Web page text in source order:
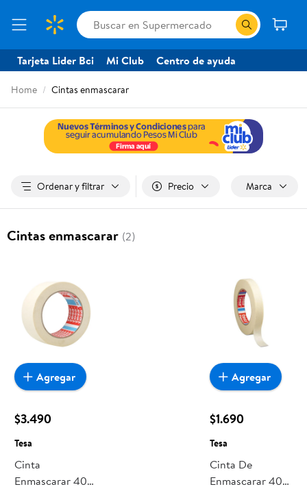
Tarjeta Lider Bci Mi Club Centro de ayuda
Home Cintas enmascarar
Ordenar y filtrar Precio Marca
Cintas enmascarar (2)
$3.490
Tesa
Cinta
Enmascarar 40
Agregar
$1.690
Tesa
Cinta De
Enmascarar 40
Agregar